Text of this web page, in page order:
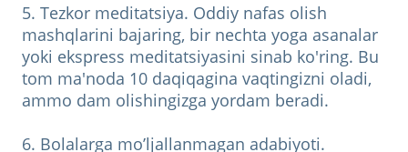
5. Tezkor meditatsiya. Oddiy nafas olish
mashqlarini bajaring, bir nechta yoga asanalar
yoki ekspress meditatsiyasini sinab ko'ring. Bu
tom ma'noda 10 daqiqagina vaqtingizni oladi,
ammo dam olishingizga yordam beradi.
6. Bolalarga mo’ljallanmagan adabiyoti.